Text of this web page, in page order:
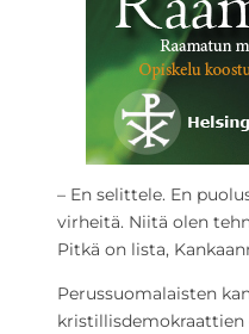
– En selittele. En
virheitä. Niitä olen
Pitkä on lista,
Perussuomalaisten
kristillisdemokraattien